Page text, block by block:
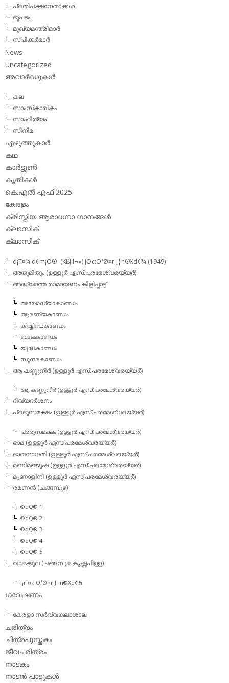
പ്രതിപക്ഷനേതാക്കള്‍
ഭൂപടം
മുഖ്യമന്ത്രിമാര്‍
സ്പീക്കര്‍മാര്‍
News
Uncategorized
അവാര്‍ഡുകള്‍
കല
സാംസ്‌കാരികം
സാഹിത്യം
സിനിമ
എഴുത്തുകാര്‍
കഥ
കാര്‍ട്ടൂണ്‍
കൃതികള്‍
കെ.എല്‍.എഫ് 2025
കേരളം
ക്രിസ്തീയ ആരാധനാ ഗാനങ്ങള്‍
ക്ലാസിക്‌
ക്ലാസിക്
d¡T¤¼ d¢m¡O®- (KßJ¡l¬«) jOc:O¹Ø¤r J¦n®Xd¢¾ (1949)
അതുമിതും (ഉള്ളൂര്‍ എസ്.പരമേശ്വരയ്യര്‍)
അദ്ധ്യാത്മ രാമായണം കിളിപ്പാട്ട്‌
അയോദ്ധ്യാകാണ്ഡം
ആരണ്യകാണ്ഡം
കിഷ്കിന്ധകാണ്ഡം
ബാലകാണ്ഡം
യൂദ്ധകാണ്ഡം
സുന്ദരകാണ്ഡം
ആ കണ്ണുനീര്‍ (ഉള്ളൂര്‍ എസ്.പരമേശ്വരയ്യര്‍)
ആ കണ്ണുനീര്‍ (ഉള്ളൂര്‍ എസ്.പരമേശ്വരയ്യര്‍)
ദിവ്യദര്‍ശനം
പ്രഭുസമക്ഷം (ഉള്ളൂര്‍ എസ്.പരമേശ്വരയ്യര്‍)
പ്രഭുസമക്ഷം (ഉള്ളൂര്‍ എസ്.പരമേശ്വരയ്യര്‍)
ഭാമ (ഉള്ളൂര്‍ എസ്.പരമേശ്വരയ്യര്‍)
ഭാവനാഗതി (ഉള്ളൂര്‍ എസ്.പരമേശ്വരയ്യര്‍)
മണിമഞ്ജുഷ (ഉള്ളൂര്‍ എസ്.പരമേശ്വരയ്യര്‍)
മൃണാളിനി (ഉള്ളൂര്‍ എസ്.പരമേശ്വരയ്യര്‍)
രമണന്‍ (ചങ്ങമ്പുഴ)
©dQ® 1
©dQ® 2
©dQ® 3
©dQ® 4
©dQ® 5
വാഴക്കുല (ചങ്ങമ്പുഴ കൃഷ്ണപിള്ള)
l¡r´¤k O¹Ø¤r J¦n®Xd¢¾
ഗവേഷണം
കേരളാ സര്‍വ്വകലാശാല
ചരിത്രം
ചിത്രപുസ്തകം
ജീവചരിത്രം
നാടകം
നാടന്‍ പാട്ടുകള്‍